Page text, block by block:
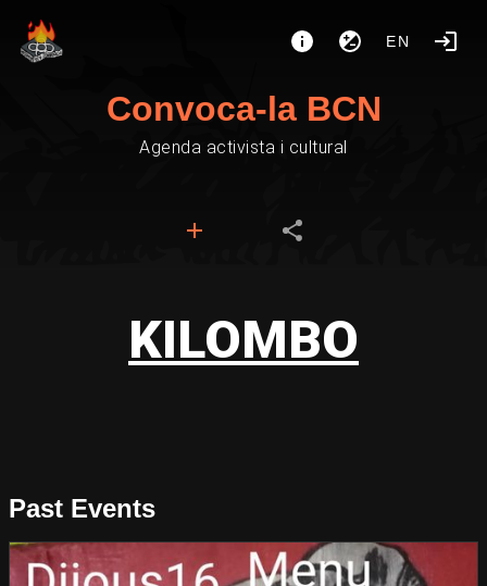
EN
Convoca-la BCN
Agenda activista i cultural
KILOMBO
Past Events